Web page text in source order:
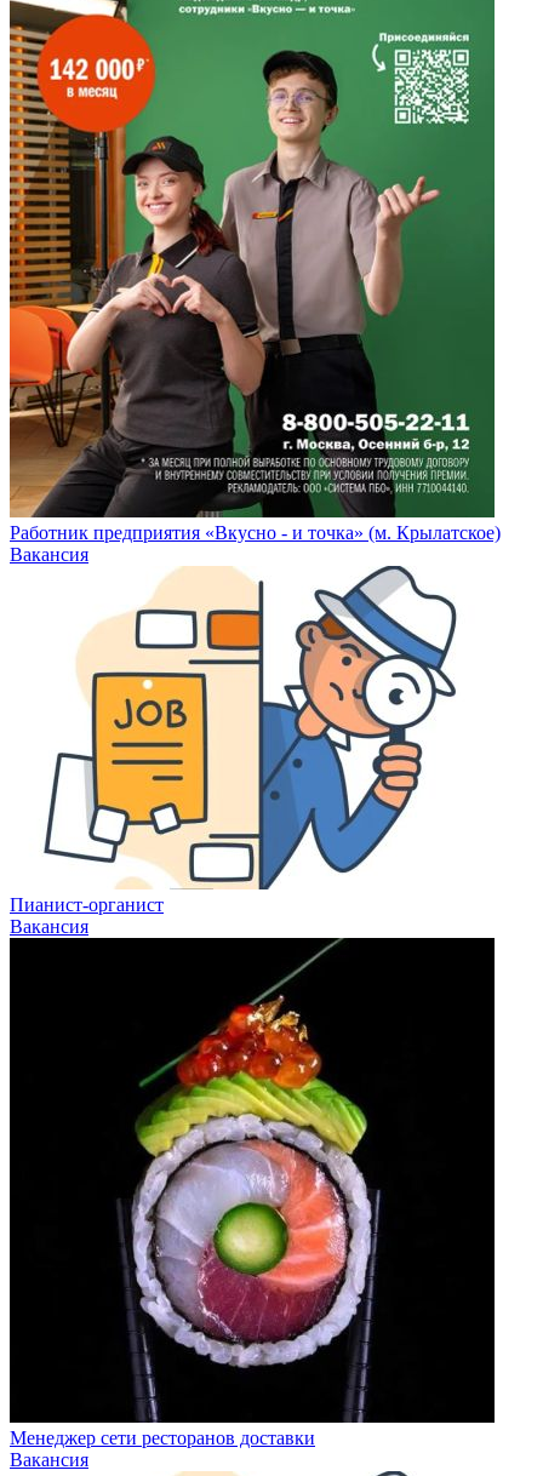
Работник предприятия «Вкусно - и точка» (м. Крылатское)
Вакансия
Пианист-органист
Вакансия
Менеджер сети ресторанов доставки
Вакансия